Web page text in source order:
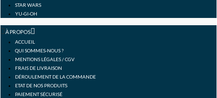
STAR WARS
YU-GI-OH
À PROPOS
ACCUEIL
QUI SOMMES-NOUS ?
MENTIONS LÉGALES / CGV
FRAIS DE LIVRAISON
DÉROULEMENT DE LA COMMANDE
ETAT DE NOS PRODUITS
PAIEMENT SÉCURISÉ